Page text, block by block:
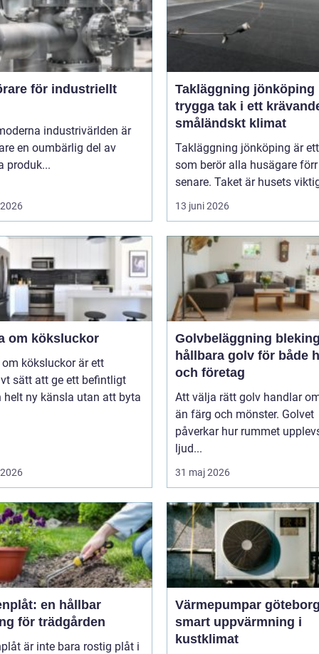
för industriellt
industrivärlden är
en oumbärlig del av
produk...
Takläggning jönköping
trygga tak i ett
småländskt klimat
Takläggning jönköping är
som berör alla husägare
senare. Taket är husets
13 juni 2026
om köksluckor
köksluckor är ett
sätt att ge ett befintligt
helt ny känsla utan att byta
Golvbeläggning
hållbara golv för både
och företag
Att välja rätt golv handlar
än färg och mönster. Golvet
påverkar hur rummet
ljud...
31 maj 2026
en hållbar
för trädgården
är inte bara rostig plåt i
Värmepumpar
smart uppvärmning i
kustklimat